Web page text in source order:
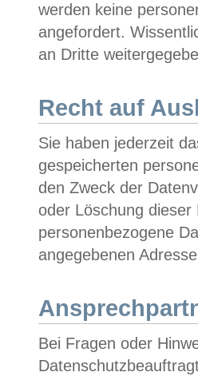
werden keine
angefordert.
an Dritte
Recht auf
Sie haben jederzeit
gespeicherten
den Zweck der
oder Löschung
personenbezogene
angegebenen
Bei Fragen oder